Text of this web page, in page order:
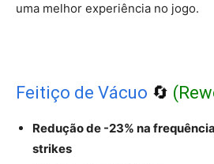
uma melhor experiência no jogo.
Feitiço de Vácuo 🔄
Redução de -23% na
strikes